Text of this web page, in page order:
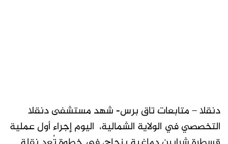
دنقلا – متابعات تاق برس- شهد مستشفى دنقلا
التخصصي في الولاية الشمالية، اليوم إجراء أول عملية